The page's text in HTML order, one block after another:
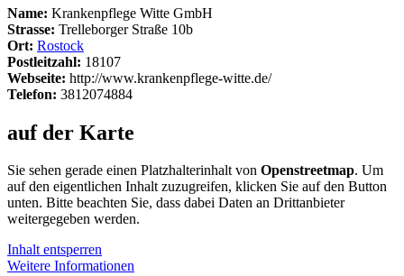
Name: Krankenpflege Witte GmbH
Strasse: Trelleborger Straße 10b
Ort: Rostock
Postleitzahl: 18107
Webseite: http://www.krankenpflege-witte.de/
Telefon: 3812074884
auf der Karte
Sie sehen gerade einen Platzhalterinhalt von Openstreetmap. Um
auf den eigentlichen Inhalt zuzugreifen, klicken Sie auf den Button
unten. Bitte beachten Sie, dass dabei Daten an Drittanbieter
weitergegeben werden.
Inhalt entsperren
Weitere Informationen